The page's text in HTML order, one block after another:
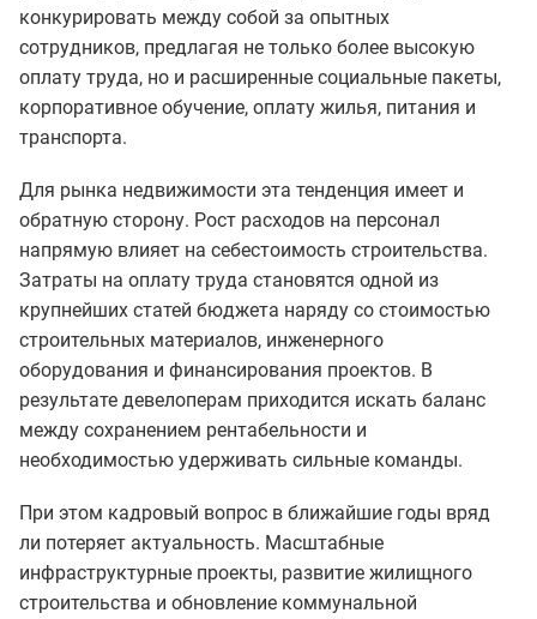
конкурировать между собой за опытных
сотрудников, предлагая не только более высокую
оплату труда, но и расширенные социальные пакеты,
корпоративное обучение, оплату жилья, питания и
транспорта.
Для рынка недвижимости эта тенденция имеет и
обратную сторону. Рост расходов на персонал
напрямую влияет на себестоимость строительства.
Затраты на оплату труда становятся одной из
крупнейших статей бюджета наряду со стоимостью
строительных материалов, инженерного
оборудования и финансирования проектов. В
результате девелоперам приходится искать баланс
между сохранением рентабельности и
необходимостью удерживать сильные команды.
При этом кадровый вопрос в ближайшие годы вряд
ли потеряет актуальность. Масштабные
инфраструктурные проекты, развитие жилищного
строительства и обновление коммунальной